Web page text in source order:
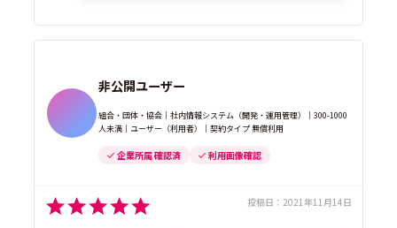
非公開ユーザー
組合・団体・協会｜社内情報システム（開発・運用管理）｜300-1000
人未満｜ユーザー（利用者）｜契約タイプ 無償利用
企業所属 確認済 利用画像確認
投稿日： 2021年11月14日